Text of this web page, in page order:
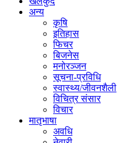
अन्य
कृषि
इतिहास
फिचर
बिजनेस
मनोरञ्जन
सूचना-प्रविधि
स्वास्थ्य/जीवनशैली
विचित्र संसार
विचार
मातृभाषा
अवधि